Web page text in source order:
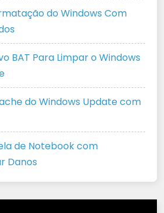
do Windows Com
BAT Para Limpar o Windows
do Windows Update com
de Notebook com
Danos